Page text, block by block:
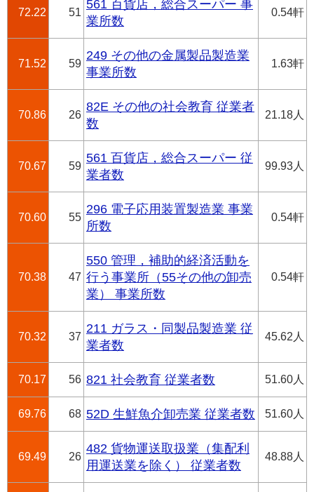
72.22 51
561 百貨店，総合スーパー 事
業所数
0.54軒
71.52 59
249 その他の金属製品製造業
事業所数
1.63軒
70.86 26
82E その他の社会教育 従業者
数
21.18人
70.67 59
561 百貨店，総合スーパー 従
業者数
99.93人
70.60 55
296 電子応用装置製造業 事業
所数
0.54軒
70.38 47
550 管理，補助的経済活動を
行う事業所（55その他の卸売
業） 事業所数
0.54軒
70.32 37
211 ガラス・同製品製造業 従
業者数
45.62人
70.17 56 821 社会教育 従業者数 51.60人
69.76 68 52D 生鮮魚介卸売業 従業者数 51.60人
69.49 26
482 貨物運送取扱業（集配利
用運送業を除く） 従業者数
48.88人